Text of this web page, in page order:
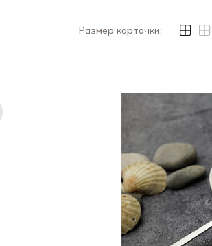
Размер карточки: